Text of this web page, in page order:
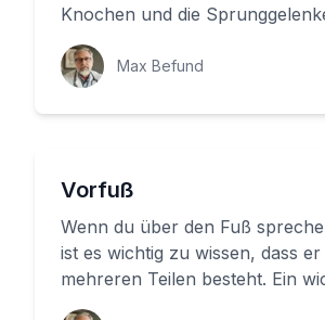
Knochen und die
es gibt auch einen weiteren
Max Befund
Vorfuß
Wenn du über den Fuß
ist es wichtig zu wissen, dass er
mehreren Teilen besteht. Ein
Abschnitt ist der Vorfuß, der sic...